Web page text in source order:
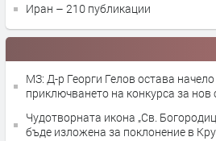
Иран
– 210 публикации
МЗ: Д-р Георги Гелов остава
приключването на конкурса за нов
Чудотворната икона „Св.
бъде изложена за поклонение в